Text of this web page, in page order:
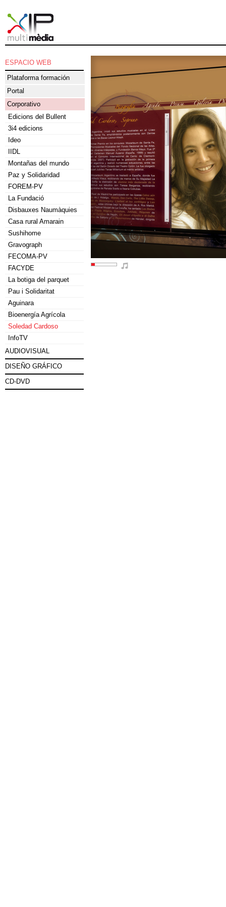
ESPACIO WEB
Plataforma formación
Portal
Corporativo
Edicions del Bullent
3i4 edicions
Ideo
IIDL
Montañas del mundo
Paz y Solidaridad
FOREM-PV
La Fundació
Disbauxes Naumàquies
Casa rural Amarain
Sushihome
Gravograph
FECOMA-PV
FACYDE
La botiga del parquet
Pau i Solidaritat
Aguinara
Bioenergía Agrícola
Soledad Cardoso
InfoTV
AUDIOVISUAL
DISEÑO GRÁFICO
CD-DVD